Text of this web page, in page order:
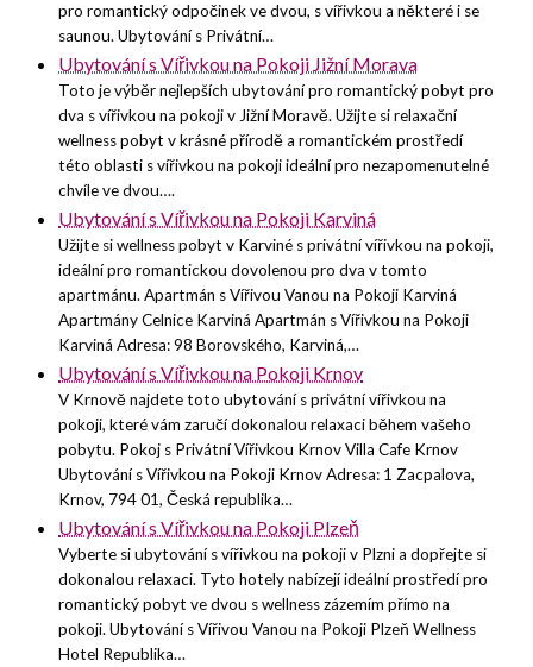
pro romantický odpočinek ve dvou, s vířivkou a některé i se
saunou. Ubytování s Privátní…
Ubytování s Vířivkou na Pokoji Jižní Morava
Toto je výběr nejlepších ubytování pro romantický pobyt pro
dva s vířivkou na pokoji v Jižní Moravě. Užijte si relaxační
wellness pobyt v krásné přírodě a romantickém prostředí
této oblasti s vířivkou na pokoji ideální pro nezapomenutelné
chvíle ve dvou….
Ubytování s Vířivkou na Pokoji Karviná
Užijte si wellness pobyt v Karviné s privátní vířivkou na pokoji,
ideální pro romantickou dovolenou pro dva v tomto
apartmánu. Apartmán s Vířivou Vanou na Pokoji Karviná
Apartmány Celnice Karviná Apartmán s Vířivkou na Pokoji
Karviná Adresa: 98 Borovského, Karviná,…
Ubytování s Vířivkou na Pokoji Krnov
V Krnově najdete toto ubytování s privátní vířivkou na
pokoji, které vám zaručí dokonalou relaxaci během vašeho
pobytu. Pokoj s Privátní Vířivkou Krnov Villa Cafe Krnov
Ubytování s Vířivkou na Pokoji Krnov Adresa: 1 Zacpalova,
Krnov, 794 01, Česká republika…
Ubytování s Vířivkou na Pokoji Plzeň
Vyberte si ubytování s vířivkou na pokoji v Plzni a dopřejte si
dokonalou relaxaci. Tyto hotely nabízejí ideální prostředí pro
romantický pobyt ve dvou s wellness zázemím přímo na
pokoji. Ubytování s Vířivou Vanou na Pokoji Plzeň Wellness
Hotel Republika…